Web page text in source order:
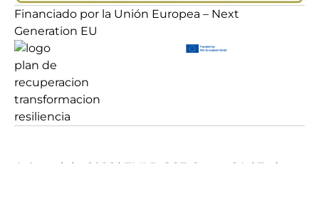
Financiado por la Unión Europea – Next
Generation EU
© Copyright 2026 | EMLB-GCE Group S.L | Todos